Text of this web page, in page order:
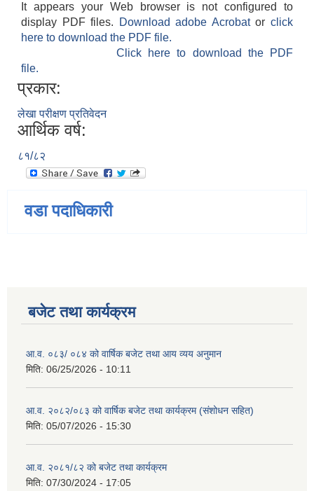
It appears your Web browser is not configured to
display PDF files.
Download adobe Acrobatorclick
here to download the PDF file.
Click here to download the PDF
file.
प्रकार:
लेखा परीक्षण प्रतिवेदन
आर्थिक वर्ष:
८१/८२
वडा पदाधिकारी
बजेट तथा कार्यक्रम
आ.व. ०८३/ ०८४ को वार्षिक बजेट तथा आय व्यय अनुमान
मिति: 06/25/2026 - 10:11
आ.व. २०८२/०८३ को वार्षिक बजेट तथा कार्यक्रम (संशोधन सहित)
मिति: 05/07/2026 - 15:30
आ.व. २०८१/८२ को बजेट तथा कार्यक्रम
मिति: 07/30/2024 - 17:05